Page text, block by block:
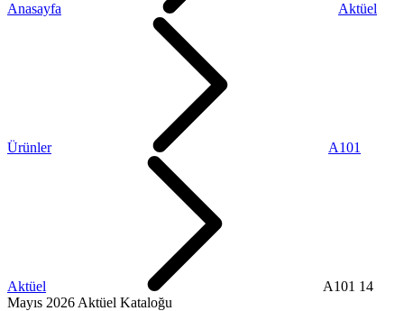
Anasayfa Aktüel
Ürünler A101
Aktüel
A101 14
Mayıs 2026 Aktüel Kataloğu